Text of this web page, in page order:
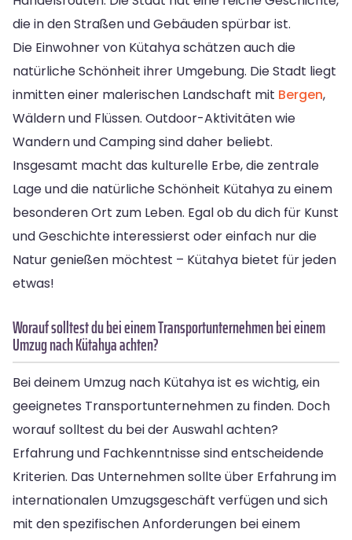
die in den Straßen und Gebäuden spürbar ist.
Die Einwohner von Kütahya schätzen auch die
natürliche Schönheit ihrer Umgebung. Die Stadt liegt
inmitten einer malerischen Landschaft mit Bergen,
Wäldern und Flüssen. Outdoor-Aktivitäten wie
Wandern und Camping sind daher beliebt.
Insgesamt macht das kulturelle Erbe, die zentrale
Lage und die natürliche Schönheit Kütahya zu einem
besonderen Ort zum Leben. Egal ob du dich für Kunst
und Geschichte interessierst oder einfach nur die
Natur genießen möchtest – Kütahya bietet für jeden
etwas!
Worauf solltest du bei einem Transportunternehmen bei einem
Umzug nach Kütahya achten?
Bei deinem Umzug nach Kütahya ist es wichtig, ein
geeignetes Transportunternehmen zu finden. Doch
worauf solltest du bei der Auswahl achten?
Erfahrung und Fachkenntnisse sind entscheidende
Kriterien. Das Unternehmen sollte über Erfahrung im
internationalen Umzugsgeschäft verfügen und sich
mit den spezifischen Anforderungen bei einem